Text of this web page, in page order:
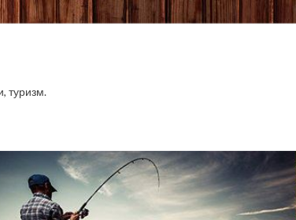
туризм.